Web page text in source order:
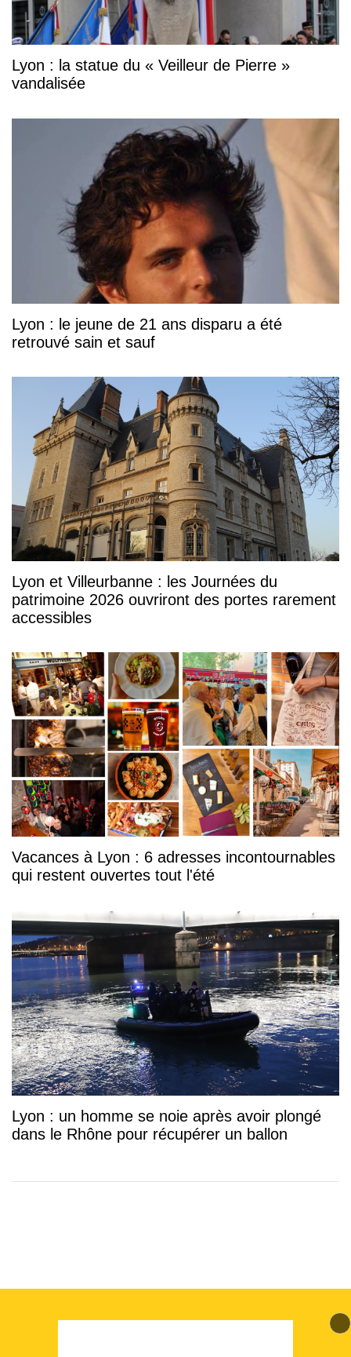
Lyon : la statue du « Veilleur de Pierre »
vandalisée
Lyon : le jeune de 21 ans disparu a été
retrouvé sain et sauf
Lyon et Villeurbanne : les Journées du
patrimoine 2026 ouvriront des portes rarement
accessibles
Vacances à Lyon : 6 adresses incontournables
qui restent ouvertes tout l'été
Lyon : un homme se noie après avoir plongé
dans le Rhône pour récupérer un ballon